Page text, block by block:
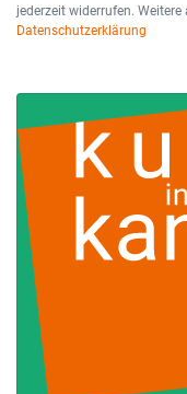
jederzeit widerrufen.
Datenschutzerklärung